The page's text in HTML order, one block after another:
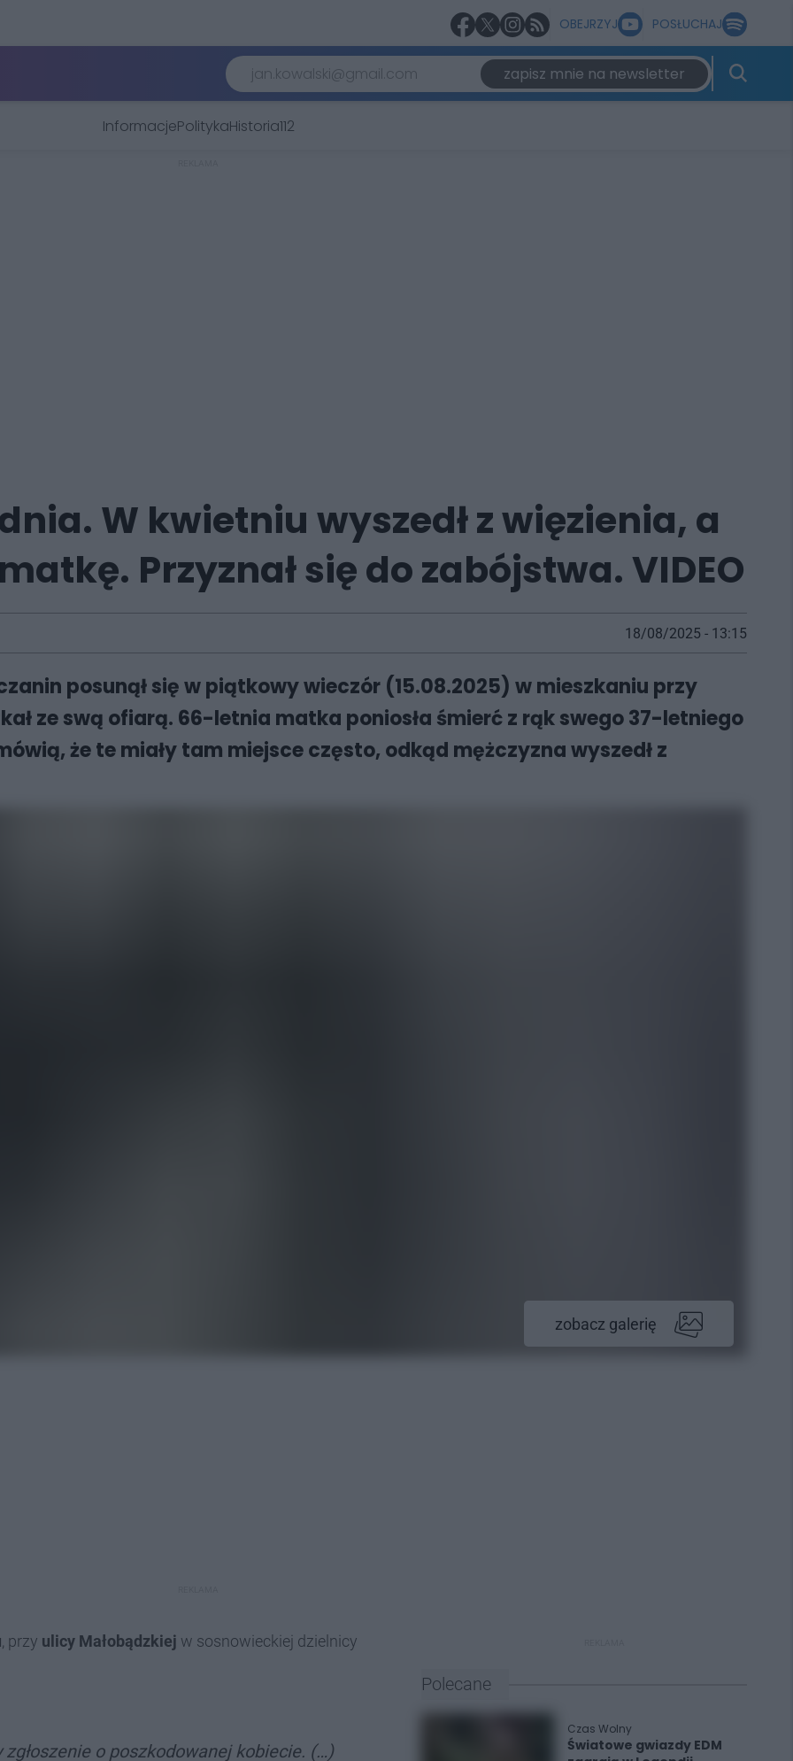
OBEJRZYJ POSŁUCHAJ
zapisz mnie na newsletter
InformacjePolitykaHistoria112
W kwietniu wyszedł z więzienia, a
Przyznał się do zabójstwa. VIDEO
18/08/2025 - 13:15
posunął się w piątkowy wieczór (15.08.2025) w mieszkaniu przy
ze swą ofiarą. 66-letnia matka poniosła śmierć z rąk swego 37-letniego
że te miały tam miejsce często, odkąd mężczyzna wyszedł z
zobacz galerię
, przy ulicy Małobądzkiej w sosnowieckiej dzielnicy
o poszkodowanej kobiecie. (…)
Polecane
Czas Wolny
Światowe gwiazdy EDM